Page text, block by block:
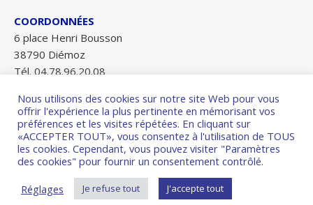
COORDONNÉES
6 place Henri Bousson
38790 Diémoz
Tél. 04.78.96.20.08
mairie-diemoz@wanadoo.fr
2026 Mairie de Diemoz ©
Thème Ashe par WP Royal.
Nous utilisons des cookies sur notre site Web pour vous
offrir l'expérience la plus pertinente en mémorisant vos
préférences et les visites répétées. En cliquant sur
«ACCEPTER TOUT», vous consentez à l'utilisation de TOUS
les cookies. Cependant, vous pouvez visiter "Paramètres
des cookies" pour fournir un consentement contrôlé.
Réglages
Je refuse tout J'accepte tout